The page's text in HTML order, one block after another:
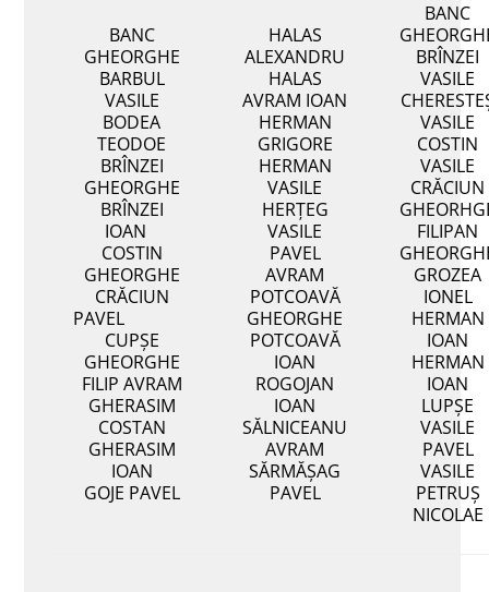
BANC
GHEORGHE
BARBUL
VASILE
BODEA
TEODOE
BRÎNZEI
GHEORGHE
BRÎNZEI
IOAN
COSTIN
GHEORGHE
CRĂCIUN
PAVEL
CUPȘE
GHEORGHE
FILIP AVRAM
GHERASIM
COSTAN
GHERASIM
IOAN
GOJE PAVEL
HALAS
ALEXANDRU
HALAS
AVRAM IOAN
HERMAN
GRIGORE
HERMAN
VASILE
HERȚEG
VASILE
PAVEL
AVRAM
POTCOAVĂ
GHEORGHE
POTCOAVĂ
IOAN
ROGOJAN
IOAN
SĂLNICEANU
AVRAM
SĂRMĂȘAG
PAVEL
BANC
BRÎNZEI
VASILE
VASILE
COSTIN
VASILE
CRĂCIUN
FILIPAN
GROZEA
IONEL
HERMAN
IOAN
HERMAN
IOAN
LUPȘE
VASILE
PAVEL
VASILE
PETRUȘ
NICOLAE